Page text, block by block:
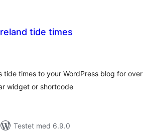
tide times
times to your WordPress blog for over
widget or shortcode
Testet med 6.9.0